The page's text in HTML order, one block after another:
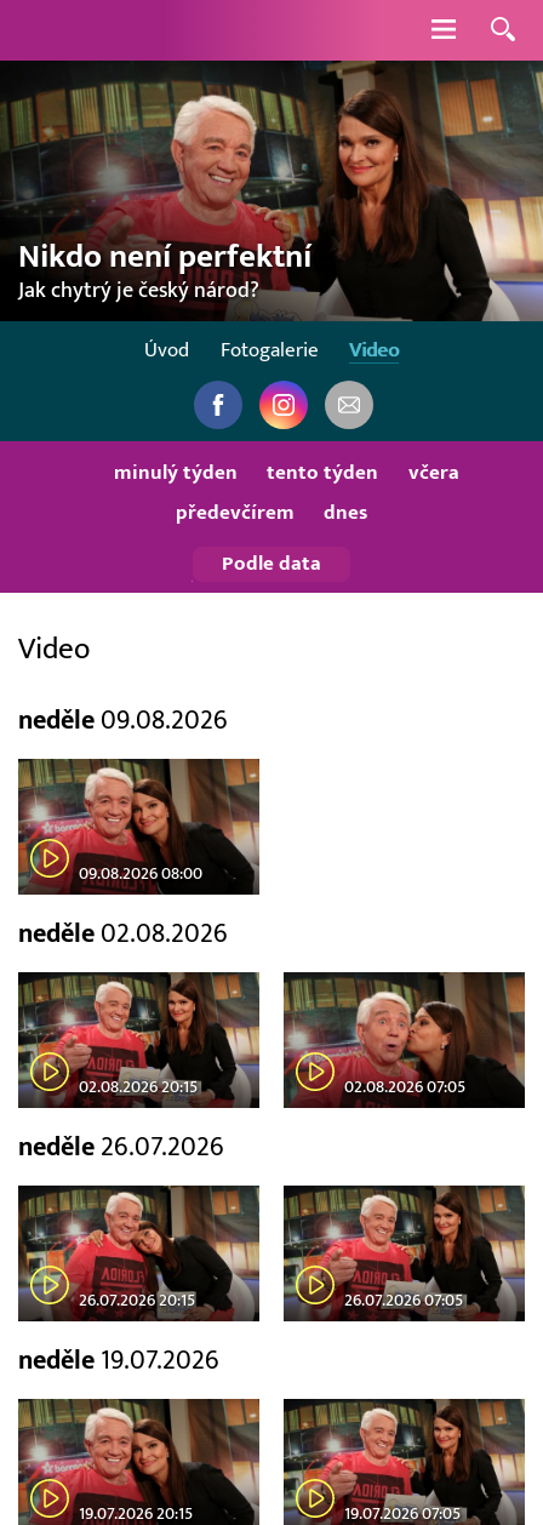
Navigace
Nikdo není perfektní
Jak chytrý je český národ?
Úvod Fotogalerie Video
minulý týden tento týden
včera
předevčírem
dnes
Podle data
Video
neděle 09.08.2026
09.08.2026 08:00
neděle 02.08.2026
02.08.2026 20:15 02.08.2026 07:05
neděle 26.07.2026
26.07.2026 20:15 26.07.2026 07:05
neděle 19.07.2026
19.07.2026 20:15 19.07.2026 07:05